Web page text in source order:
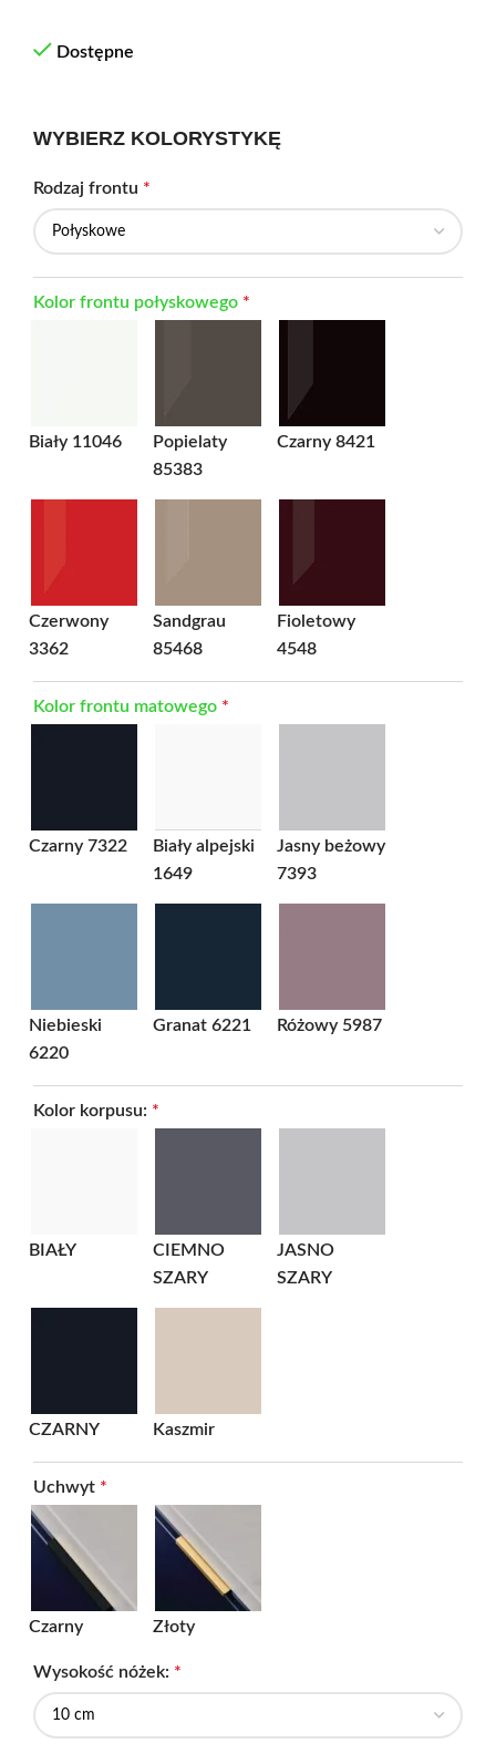
Dostępne
WYBIERZ KOLORYSTYKĘ
Rodzaj frontu *
Kolor frontu połyskowego *
Biały 11046
Popielaty
85383
Czarny 8421
Czerwony
3362
Sandgrau
85468
Fioletowy
4548
Kolor frontu matowego *
Czarny 7322
Biały alpejski
1649
Jasny beżowy
7393
Niebieski
6220
Granat 6221 Różowy 5987
Kolor korpusu: *
BIAŁY
CIEMNO
SZARY
JASNO
SZARY
CZARNY Kaszmir
Uchwyt *
Czarny Złoty
Wysokość nóżek: *